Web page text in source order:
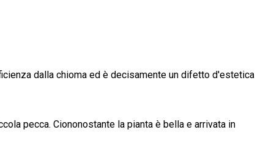
dalla chioma ed è decisamente un difetto d'estetica
pecca. Ciononostante la pianta è bella e arrivata in